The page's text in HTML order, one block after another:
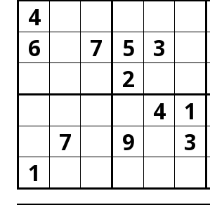
4
6
7 5
3
2
4
1
7
9 3
1